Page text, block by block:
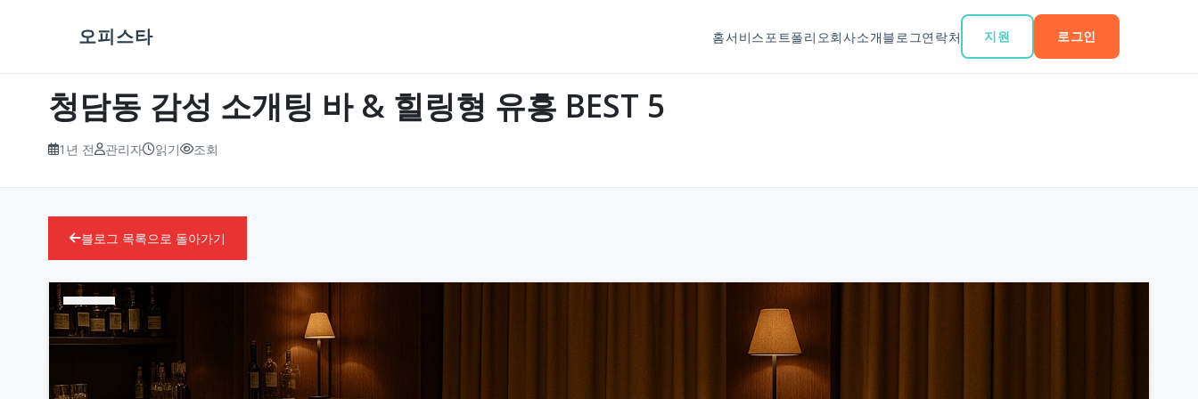
오피스타 홈서비스 포트폴리오회사소개블로그연락처 지원 로그인
청담동 감성 소개팅 바 & 힐링형 유흥 BEST 5
1년 전 관리자 읽기 조회
블로그 목록으로 돌아가기